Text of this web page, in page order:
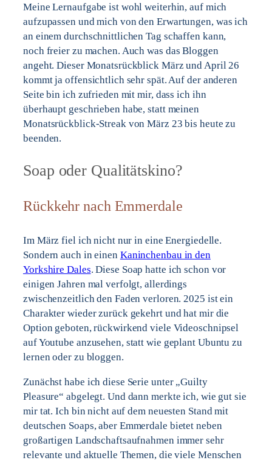
Meine Lernaufgabe ist wohl weiterhin, auf mich
aufzupassen und mich von den Erwartungen, was ich
an einem durchschnittlichen Tag schaffen kann,
noch freier zu machen. Auch was das Bloggen
angeht. Dieser Monatsrückblick März und April 26
kommt ja offensichtlich sehr spät. Auf der anderen
Seite bin ich zufrieden mit mir, dass ich ihn
überhaupt geschrieben habe, statt meinen
Monatsrückblick-Streak von März 23 bis heute zu
beenden.
Soap oder Qualitätskino?
Rückkehr nach Emmerdale
Im März fiel ich nicht nur in eine Energiedelle.
Sondern auch in einen Kaninchenbau in den
Yorkshire Dales. Diese Soap hatte ich schon vor
einigen Jahren mal verfolgt, allerdings
zwischenzeitlich den Faden verloren. 2025 ist ein
Charakter wieder zurück gekehrt und hat mir die
Option geboten, rückwirkend viele Videoschnipsel
auf Youtube anzusehen, statt wie geplant Ubuntu zu
lernen oder zu bloggen.
Zunächst habe ich diese Serie unter „Guilty
Pleasure“ abgelegt. Und dann merkte ich, wie gut sie
mir tat. Ich bin nicht auf dem neuesten Stand mit
deutschen Soaps, aber Emmerdale bietet neben
großartigen Landschaftsaufnahmen immer sehr
relevante und aktuelle Themen, die viele Menschen